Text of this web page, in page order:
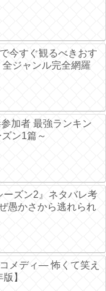
今すぐ観るべきおす
ジャンル完全網羅
加者 最強ランキン
ン1篇～
ーズン2』ネタバレ考
愚かさから逃れられ
メディ― 怖くて笑え
】